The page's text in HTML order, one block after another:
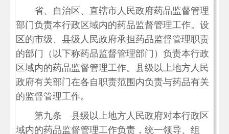
省、自治区、直辖市人民政府药品监督管理
部门负责本行政区域内的药品监督管理工作。设
区的市级、县级人民政府承担药品监督管理职责
的部门（以下称药品监督管理部门）负责本行政
区域内的药品监督管理工作。县级以上地方人民
政府有关部门在各自职责范围内负责与药品有关
的监督管理工作。
第九条 县级以上地方人民政府对本行政区
域内的药品监督管理工作负责，统一领导、组